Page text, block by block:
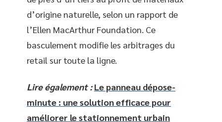
d’origine naturelle, selon un rapport de
l’Ellen MacArthur Foundation. Ce
basculement modifie les arbitrages du
retail sur toute la ligne.
Lire également : Le panneau dépose-
minute : une solution efficace pour
améliorer le stationnement urbain